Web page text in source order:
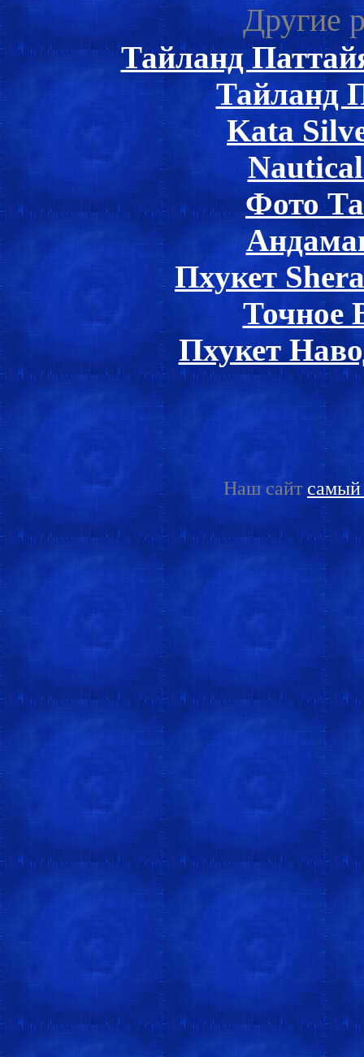
Другие
Тайланд
Тайланд
Kata
Фото
Пхукет
Точное
Пхукет
Наш сайт самый